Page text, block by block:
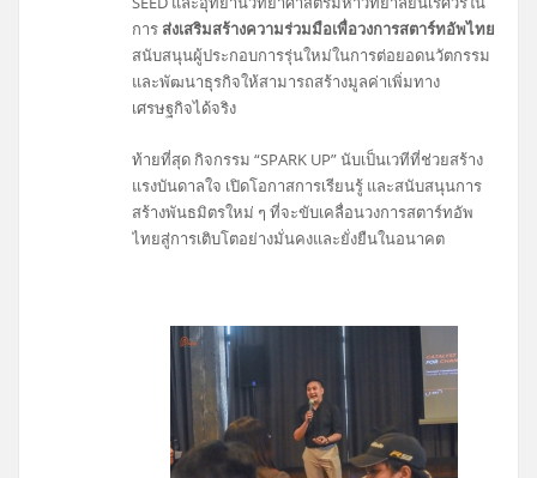
การ ส่งเสริมสร้างความร่วมมือเพื่อวงการสตาร์ทอัพไทย
สนับสนุนผู้ประกอบการรุ่นใหม่ในการต่อยอดนวัตกรรม
และพัฒนาธุรกิจให้สามารถสร้างมูลค่าเพิ่มทาง
เศรษฐกิจได้จริง
ท้ายที่สุด กิจกรรม “SPARK UP” นับเป็นเวทีที่ช่วยสร้าง
แรงบันดาลใจ เปิดโอกาสการเรียนรู้ และสนับสนุนการ
สร้างพันธมิตรใหม่ ๆ ที่จะขับเคลื่อนวงการสตาร์ทอัพ
ไทยสู่การเติบโตอย่างมั่นคงและยั่งยืนในอนาคต